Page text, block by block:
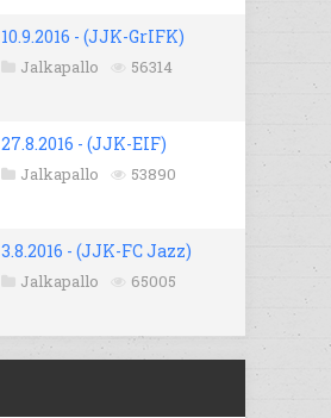
10.9.2016 - (JJK-GrIFK)
Jalkapallo 56314
27.8.2016 - (JJK-EIF)
Jalkapallo 53890
3.8.2016 - (JJK-FC Jazz)
Jalkapallo 65005